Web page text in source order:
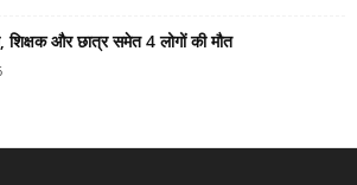
शिक्षक और छात्र समेत 4 लोगों की मौत